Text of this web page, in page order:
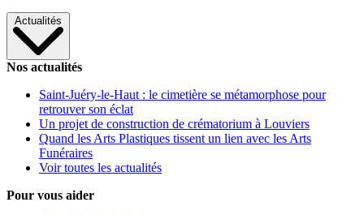
Actualités
Nos actualités
Saint-Juéry-le-Haut : le cimetière se métamorphose pour
retrouver son éclat
Un projet de construction de crématorium à Louviers
Quand les Arts Plastiques tissent un lien avec les Arts
Funéraires
Voir toutes les actualités
Pour vous aider